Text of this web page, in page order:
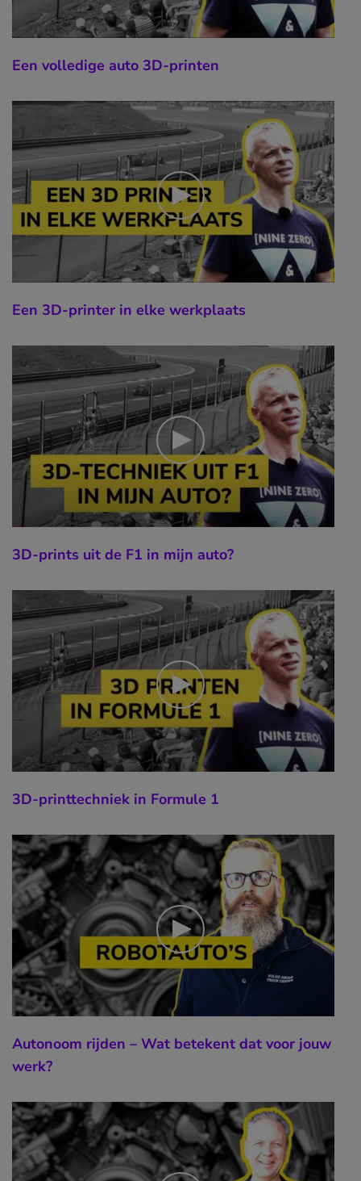
Een volledige auto 3D-printen
Een 3D-printer in elke werkplaats
3D-prints uit de F1 in mijn auto?
3D-printtechniek in Formule 1
Autonoom rijden – Wat betekent dat voor jouw
werk?